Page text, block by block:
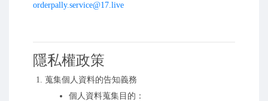
orderpally.service@17.live
隱私權政策
蒐集個人資料的告知義務
個人資料蒐集目的：